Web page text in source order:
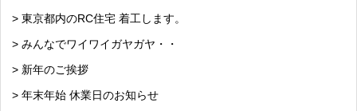
> 東京都内のRC住宅 着工します。
> みんなでワイワイガヤガヤ・・
> 新年のご挨拶
> 年末年始 休業日のお知らせ